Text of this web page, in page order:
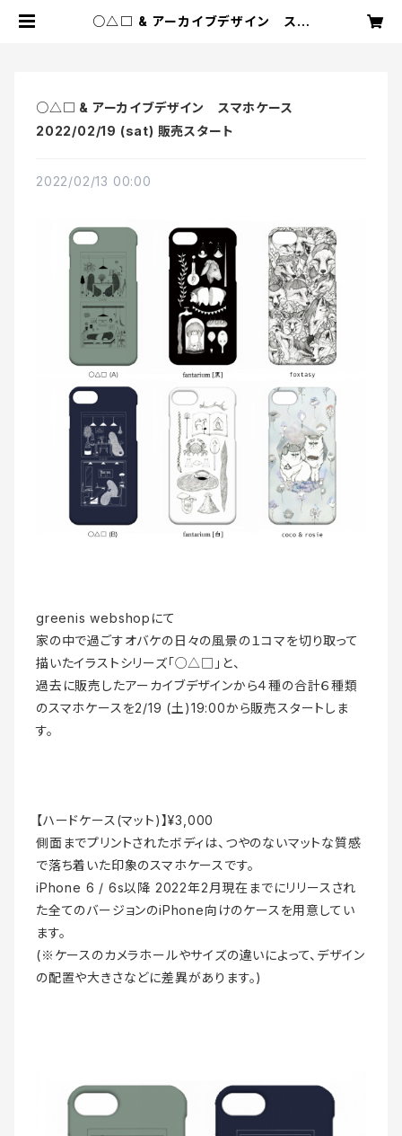
○△□ & アーカイブデザイン スマ
○△□ & アーカイブデザイン スマホケース
2022/02/19 (sat) 販売スタート
2022/02/13 00:00
greenis webshopにて
家の中で過ごすオバケの日々の風景の１コマを切り取って
描いたイラストシリーズ「○△□」と、
過去に販売したアーカイブデザインから４種の合計６種類
のスマホケースを2/19 (土)19:00から販売スタートしま
す。
【ハードケース(マット)】¥3,000
側面までプリントされたボディは、つやのないマットな質感
で落ち着いた印象のスマホケースです。
iPhone 6 / 6s以降 2022年2月現在までにリリースされ
た全てのバージョンのiPhone向けのケースを用意してい
ます。
(※ケースのカメラホールやサイズの違いによって、デザイン
の配置や大きさなどに差異があります。)